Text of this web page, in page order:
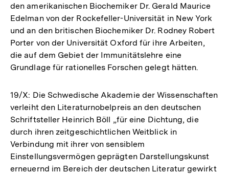
den amerikanischen Biochemiker Dr. Gerald Maurice
Edelman von der Rockefeller-Universität in New York
und an den britischen Biochemiker Dr. Rodney Robert
Porter von der Universität Oxford für ihre Arbeiten,
die auf dem Gebiet der Immunitätslehre eine
Grundlage für rationelles Forschen gelegt hätten.
19/X: Die Schwedische Akademie der Wissenschaften
verleiht den Literaturnobelpreis an den deutschen
Schriftsteller Heinrich Böll „für eine Dichtung, die
durch ihren zeitgeschichtlichen Weitblick in
Verbindung mit ihrer von sensiblem
Einstellungsvermögen geprägten Darstellungskunst
erneuernd im Bereich der deutschen Literatur gewirkt